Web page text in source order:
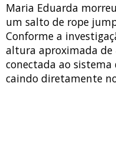
Maria Eduarda
um salto de rope
Conforme a
altura aproximada de
conectada ao sistema
caindo diretamente